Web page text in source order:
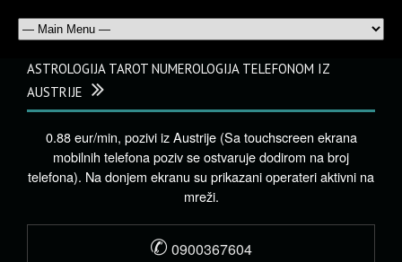
ASTROLOGIJA TAROT NUMEROLOGIJA TELEFONOM IZ
AUSTRIJE
0.88 eur/min, pozivi iz Austrije (Sa touchscreen ekrana
mobilnih telefona poziv se ostvaruje dodirom na broj
telefona). Na donjem ekranu su prikazani operateri aktivni na
mreži.
✆ 0900367604